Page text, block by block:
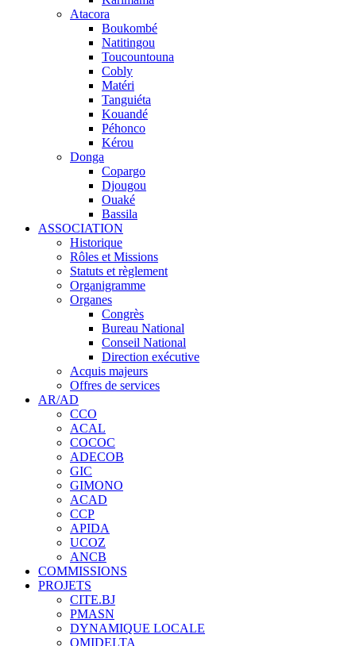
Atacora
Boukombé
Natitingou
Toucountouna
Cobly
Matéri
Tanguiéta
Kouandé
Péhonco
Kérou
Donga
Copargo
Djougou
Ouaké
Bassila
ASSOCIATION
Historique
Rôles et Missions
Statuts et règlement
Organigramme
Organes
Congrès
Bureau National
Conseil National
Direction exécutive
Acquis majeurs
Offres de services
AR/AD
CCO
ACAL
COCOC
ADECOB
GIC
GIMONO
ACAD
CCP
APIDA
UCOZ
ANCB
COMMISSIONS
PROJETS
CITE.BJ
PMASN
DYNAMIQUE LOCALE
OMIDELTA